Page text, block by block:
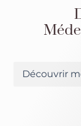
Découvrir